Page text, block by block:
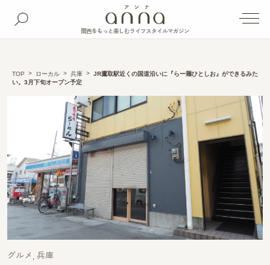
関西をもっと楽しむライフスタイルマガジン
TOP ローカル 兵庫
JR鷹取駅近くの国道沿いに『らー麺ひとしお』ができるみた
い。3月下旬オープン予定
グルメ 兵庫